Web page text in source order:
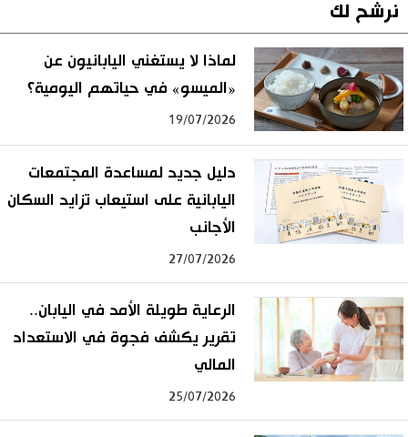
نرشح لك
لماذا لا يستغني اليابانيون عن
«الميسو» في حياتهم اليومية؟
19/07/2026
دليل جديد لمساعدة المجتمعات
اليابانية على استيعاب تزايد السكان
الأجانب
27/07/2026
الرعاية طويلة الأمد في اليابان..
تقرير يكشف فجوة في الاستعداد
المالي
25/07/2026